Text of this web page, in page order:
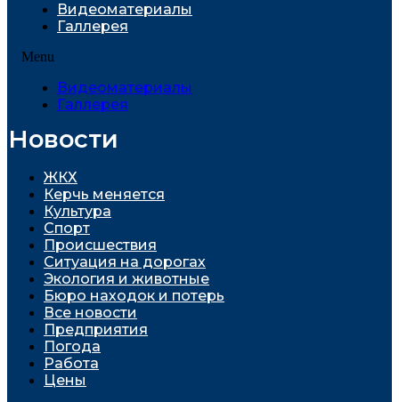
Видеоматериалы
Галлерея
Menu
Видеоматериалы
Галлерея
Новости
ЖКХ
Керчь меняется
Культура
Спорт
Проиcшествия
Ситуация на дорогах
Экология и животные
Бюро находок и потерь
Все новости
Предприятия
Погода
Работа
Цены